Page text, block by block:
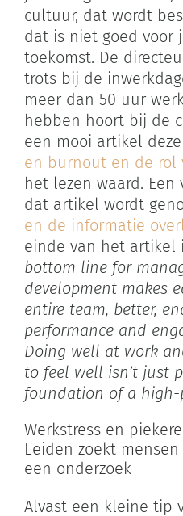
cultuur, dat wordt
dat is niet goed voor
toekomst. De
trots bij de
meer dan 50 uur
hebben hoort bij de
een mooi artikel
en burnout en de rol
het lezen waard.
dat artikel wordt
en de informatie
einde van het artikel
bottom line for
development makes
entire team, better,
performance and
Doing well at work
to feel well isn’t just
foundation of a high-
Werkstress en
Leiden zoekt
een onderzoek
Alvast een kleine tip